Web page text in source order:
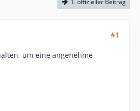
1. offizieller Beitrag
#1
um eine angenehme